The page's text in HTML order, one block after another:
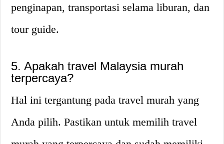
penginapan, transportasi selama liburan, dan
tour guide.
5. Apakah travel Malaysia murah
terpercaya?
Hal ini tergantung pada travel murah yang
Anda pilih. Pastikan untuk memilih travel